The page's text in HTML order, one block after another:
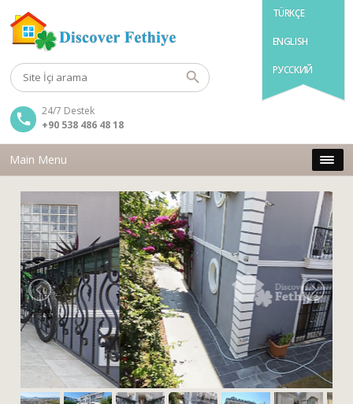
TÜRKÇE
ENGLISH
РУССКИЙ
24/7 Destek
+90 538 486 48 18
Main Menu